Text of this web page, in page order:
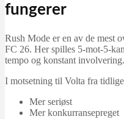
fungerer
Rush Mode er en av de mest
FC 26. Her spilles 5-mot-5-
tempo og konstant involvering.
I motsetning til Volta fra
Mer seriøst
Mer konkurransepreget